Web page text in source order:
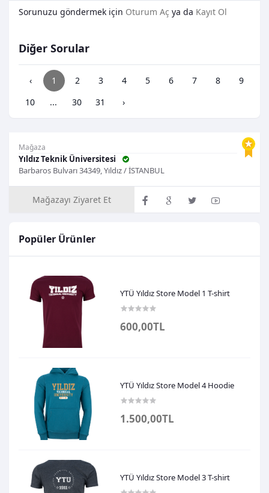
Mağaza
Yıldız Teknik Üniversitesi
Barbaros Bulvarı 34349, Yıldız / İSTANBUL
Mağazayı Ziyaret Et
Popüler Ürünler
YTÜ Yıldız Store Model 1 T-shirt
600,00TL
YTÜ Yıldız Store Model 4 Hoodie
1.500,00TL
YTÜ Yıldız Store Model 3 T-shirt
Sorunuzu göndermek için Oturum Aç ya da Kayıt Ol
Diğer Sorular
‹ 1 2 3 4 5 6 7 8
9
10
... 30 31 ›